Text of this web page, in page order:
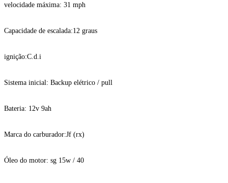
velocidade máxima: 31 mph
Capacidade de escalada:12 graus
ignição:C.d.i
Sistema inicial: Backup elétrico / pull
Bateria: 12v 9ah
Marca do carburador:Jf (rx)
Óleo do motor: sg 15w / 40